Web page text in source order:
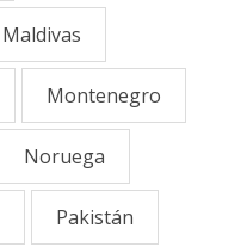
Maldivas
Montenegro
Noruega
Pakistán